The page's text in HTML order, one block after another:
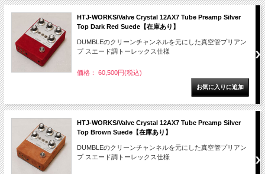
HTJ-WORKS/Valve Crystal 12AX7 Tube Preamp Silver
Top Dark Red Suede【在庫あり】
DUMBLEのクリーンチャンネルを元にした真空管プリアン
プ スエード調トーレックス仕様
価格： 60,500円(税込)
HTJ-WORKS/Valve Crystal 12AX7 Tube Preamp Silver
Top Brown Suede【在庫あり】
DUMBLEのクリーンチャンネルを元にした真空管プリアン
プ スエード調トーレックス仕様